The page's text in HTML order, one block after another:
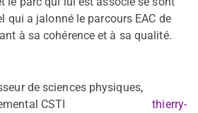
qui a jalonné le parcours EAC de
à sa cohérence et à sa qualité.
de sciences physiques,
CSTIthierry-